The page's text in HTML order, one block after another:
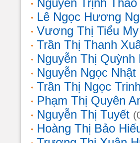
Nguyễn Trịnh
Lê Ngọc Hương
Vương Thị Tiểu My
Trần Thị Thanh
Nguyễn Thị Quỳnh
Nguyễn Ngọc Nhật
Trần Thị Ngọc
Phạm Thị Quyên
Nguyễn Thị Tuyết
Hoàng Thị Bảo